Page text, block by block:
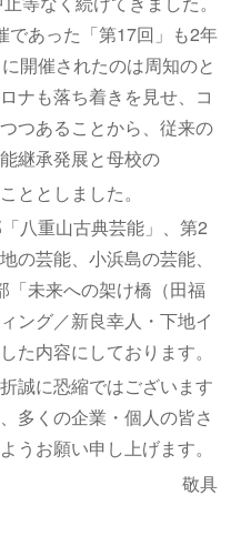
であった「第17回」も2年
開催されたのは周知のと
ナも落ち着きを見せ、コ
つあることから、従来の
継承発展と母校の
ととしました。
八重山古典芸能」、第2
の芸能、小浜島の芸能、
「未来への架け橋（田福
ング／新良幸人・下地イ
た内容にしております。
誠に恐縮ではございます
多くの企業・個人の皆さ
うお願い申し上げます。
敬具